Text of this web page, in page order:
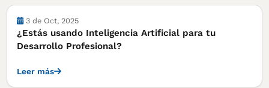
3 de Oct, 2025
¿Estás usando Inteligencia Artificial para tu
Desarrollo Profesional?
Leer más